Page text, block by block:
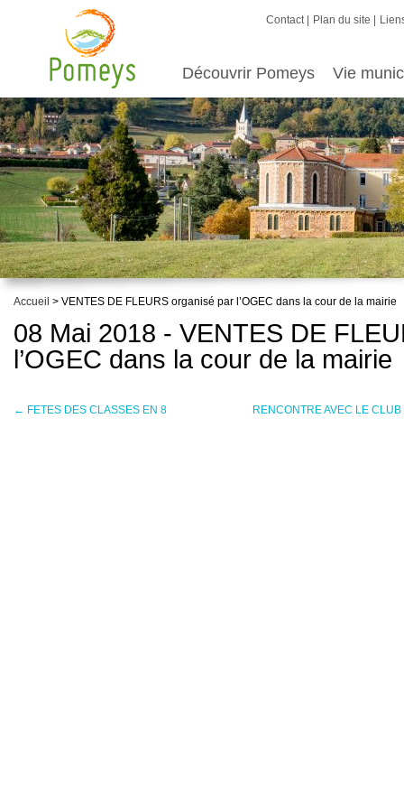
Contact Plan du site
Découvrir Pomeys Vie
Accueil > VENTES DE FLEURS organisé par l’OGEC dans la cour de la mairie
08 Mai 2018 - VENTES DE
l’OGEC dans la cour de la mairie
← FETES DES CLASSES EN 8 RENCONTRE AVEC LE